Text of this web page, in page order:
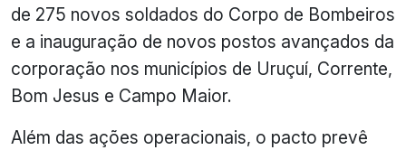
de 275 novos soldados do Corpo de Bombeiros
e a inauguração de novos postos avançados da
corporação nos municípios de Uruçuí, Corrente,
Bom Jesus e Campo Maior.
Além das ações operacionais, o pacto prevê